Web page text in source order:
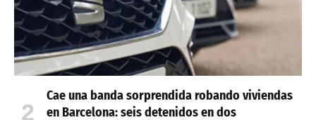
Cae una banda sorprendida robando viviendas
en Barcelona: seis detenidos en dos